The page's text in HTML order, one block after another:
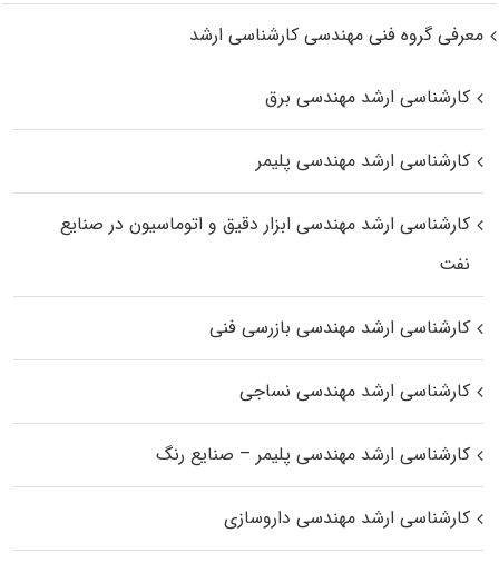
معرفی گروه فنی مهندسی کارشناسی ارشد
کارشناسی ارشد مهندسی برق
کارشناسی ارشد مهندسی پلیمر
کارشناسی ارشد مهندسی ابزار دقیق و اتوماسیون در صنایع
نفت
کارشناسی ارشد مهندسی بازرسی فنی
کارشناسی ارشد مهندسی نساجی
کارشناسی ارشد مهندسی پلیمر – صنایع رنگ
کارشناسی ارشد مهندسی داروسازی